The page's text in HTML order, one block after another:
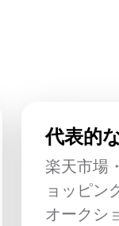
代表的
楽天市場
ョッピン
オークシ